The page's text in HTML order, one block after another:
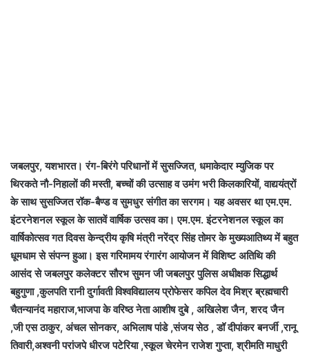
जबलपुर, यशभारत। रंग-बिरंगे परिधानों में सुसज्जित, धमाकेदार म्युजिक पर
थिरकते नौ-निहालों की मस्ती, बच्चों की उत्साह व उमंग भरी किलकारियों, वाद्ययंत्रों
के साथ सुसज्जित रॉक-बैण्ड व सुमधुर संगीत का सरगम। यह अवसर था एम.एम.
इंटरनेशनल स्कूल के सातवें वार्षिक उत्सव का। एम.एम. इंटरनेशनल स्कूल का
वार्षिकोत्सव गत दिवस केन्द्रीय कृषि मंत्री नरेंद्र सिंह तोमर के मुख्यआतिथ्य में बहुत
धूमधाम से संपन्न हुआ। इस गरिमामय रंगारंग आयोजन में विशिष्ट अतिथि की
आसंद से जबलपुर कलेक्टर सौरभ सुमन जी जबलपुर पुलिस अधीक्षक सिद्धार्थ
बहुगुणा ,कुलपति रानी दुर्गावती विश्वविद्यालय प्रोफेसर कपिल देव मिश्र ब्रह्मचारी
चैतन्यानंद महाराज,भाजपा के वरिष्ठ नेता आशीष दुबे , अखिलेश जैन, शरद जैन
,जी एस ठाकुर, अंचल सोनकर, अभिलाष पांडे ,संजय सेठ , डॉ दीपांकर बनर्जी ,रानू
तिवारी,अश्वनी परांजपे धीरज पटेरिया ,स्कूल चेरमेन राजेश गुप्ता, श्रीमति माधुरी